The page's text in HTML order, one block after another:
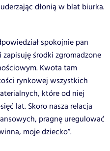
dłonią w blat biurka.
spokojnie pan
środki zgromadzone
Kwota tam
rynkowej wszystkich
które od niej
lat. Skoro nasza relacja
pragnę uregulować
moje dziecko”.